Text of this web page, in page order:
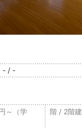
- / -
～（学
階 / 2階建